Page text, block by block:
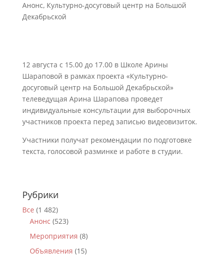
Анонс, Культурно-досуговый центр на Большой
Декабрьской
12 августа с 15.00 до 17.00 в Школе Арины
Шараповой в рамках проекта «Культурно-
досуговый центр на Большой Декабрьской»
телеведущая Арина Шарапова проведет
индивидуальные консультации для выборочных
участников проекта перед записью видеовизиток.
Участники получат рекомендации по подготовке
текста, голосовой разминке и работе в студии.
Рубрики
Все (1 482)
Анонс (523)
Мероприятия (8)
Объявления (15)